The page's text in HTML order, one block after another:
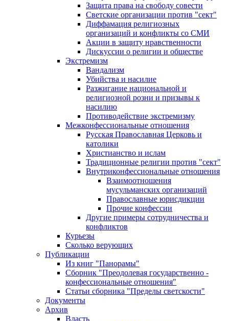
Защита права на свободу совести
Светские организации против "сект"
Диффамация религиозных
организаций и конфликты со СМИ
Акции в защиту нравственности
Дискуссии о религии и обществе
Экстремизм
Вандализм
Убийства и насилие
Разжигание национальной и
религиозной розни и призывы к
насилию
Противодействие экстремизму
Межконфессиональные отношения
Русская Православная Церковь и
католики
Христианство и ислам
Традиционные религии против "сект"
Внутриконфессиональные отношения
Взаимоотношения
мусульманских организаций
Православные юрисдикции
Прочие конфессии
Другие примеры сотрудничества и
конфликтов
Курьезы
Сколько верующих
Публикации
Из книг "Панорамы"
Сборник "Преодолевая государственно -
конфессиональные отношения"
Статьи сборника "Пределы светскости"
Документы
Архив
Власть